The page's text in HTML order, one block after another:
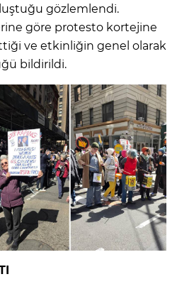
gözlemlendi.
göre protesto kortejine
ve etkinliğin genel olarak
bildirildi.